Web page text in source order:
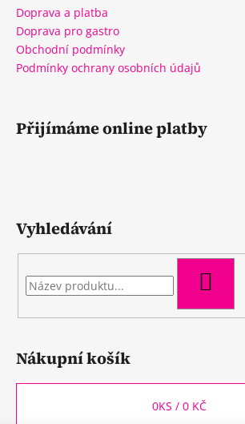
Doprava a platba
Doprava pro gastro
Obchodní podmínky
Podmínky ochrany osobních údajů
Přijímáme online platby
Vyhledávání
Nákupní košík
0KS / 0 KČ